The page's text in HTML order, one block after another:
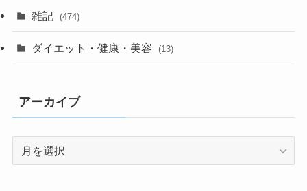
雑記 (474)
ダイエット・健康・美容 (13)
アーカイブ